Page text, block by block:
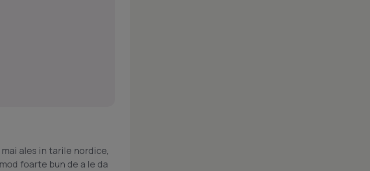
ales in tarile nordice,
foarte bun de a le da